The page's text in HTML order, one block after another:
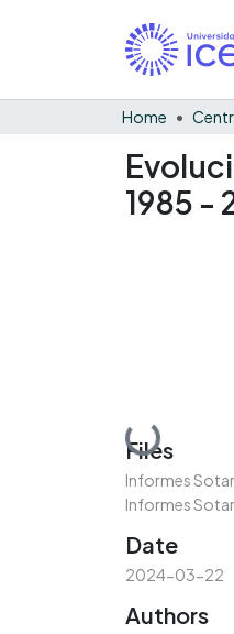
Home
1985 -
Loading...
Files
Informes
Informes
Date
2024-03-22
Authors